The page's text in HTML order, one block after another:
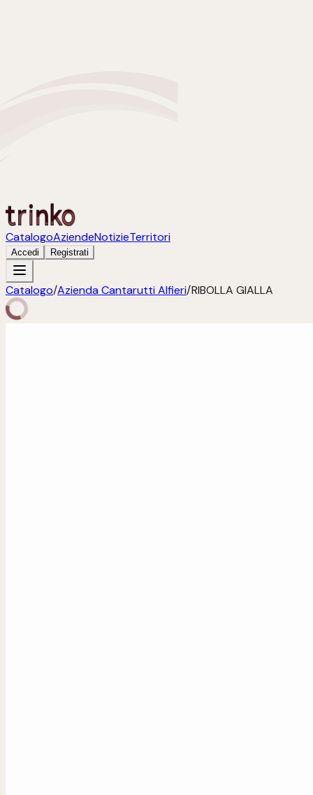
CatalogoAziendeNotizieTerritori
Accedi Registrati
Catalogo/Azienda Cantarutti Alfieri/RIBOLLA GIALLA